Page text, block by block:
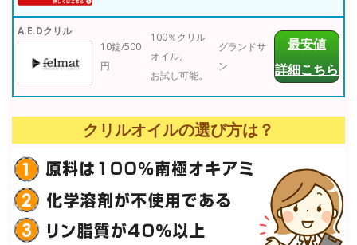
A.E.Dクリル
10錠/500
円
100％クリル
オイル。
お試し可能。
グランドサ
ン
最安値
詳細こちら
クリルオイルの選び方は？